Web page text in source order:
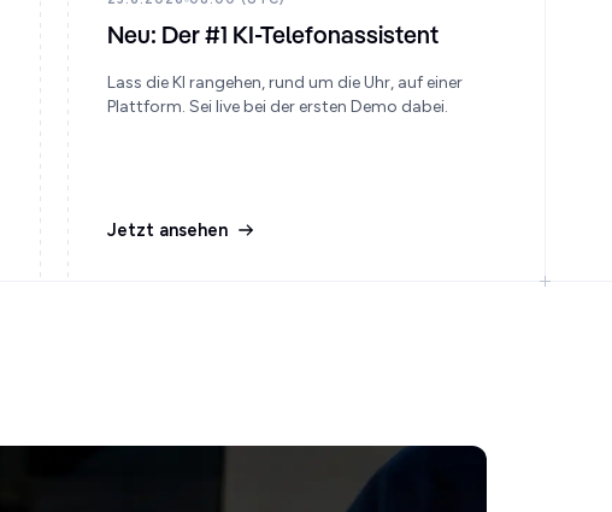
Neu: Der #1 KI-Telefonassistent
Lass die KI rangehen, rund um die Uhr, auf einer
Plattform. Sei live bei der ersten Demo dabei.
Jetzt ansehen